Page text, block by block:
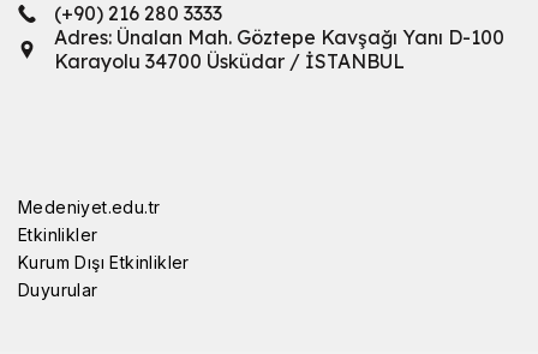
(+90) 216 280 3333
Adres: Ünalan Mah. Göztepe Kavşağı Yanı D-100
Karayolu 34700 Üsküdar / İSTANBUL
Medeniyet.edu.tr
Etkinlikler
Kurum Dışı Etkinlikler
Duyurular